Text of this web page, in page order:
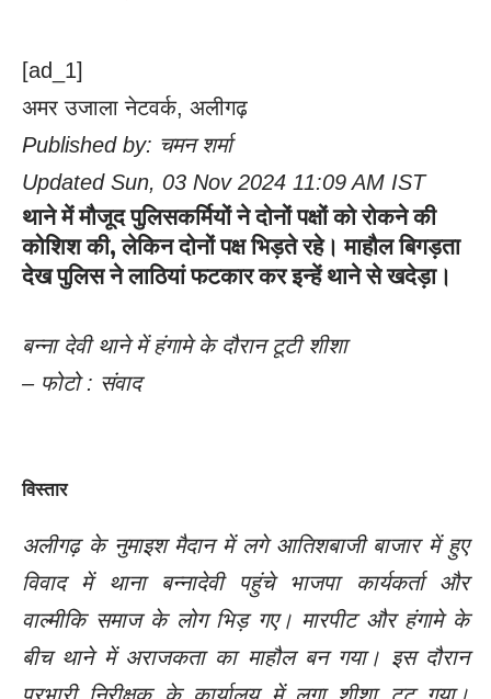
[ad_1]
अमर उजाला नेटवर्क, अलीगढ़
Published by: चमन शर्मा
Updated Sun, 03 Nov 2024 11:09 AM IST
थाने में मौजूद पुलिसकर्मियों ने दोनों पक्षों को रोकने की
कोशिश की, लेकिन दोनों पक्ष भिड़ते रहे। माहौल बिगड़ता
देख पुलिस ने लाठियां फटकार कर इन्हें थाने से खदेड़ा।
बन्ना देवी थाने में हंगामे के दौरान टूटी शीशा
– फोटो : संवाद
विस्तार
अलीगढ़ के नुमाइश मैदान में लगे आतिशबाजी बाजार में हुए
विवाद में थाना बन्नादेवी पहुंचे भाजपा कार्यकर्ता और
वाल्मीकि समाज के लोग भिड़ गए। मारपीट और हंगामे के
बीच थाने में अराजकता का माहौल बन गया। इस दौरान